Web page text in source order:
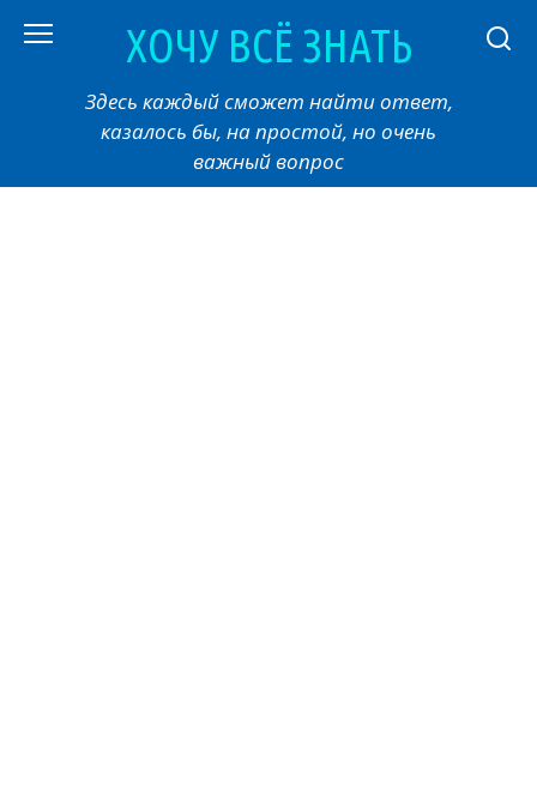
ХОЧУ ВСЁ ЗНАТЬ
Здесь каждый сможет найти ответ,
казалось бы, на простой, но очень
важный вопрос